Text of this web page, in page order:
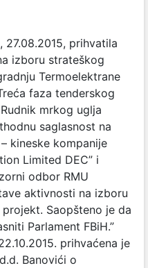
, 27.08.2015, prihvatila
izboru strateškog
Termoelektrane
faza tenderskog
mrkog uglja
saglasnost na
kineske kompanije
Limited DEC” i
odbor RMU
aktivnosti na izboru
Saopšteno je da
Parlament FBiH.”
prihvaćena je
Banovići o